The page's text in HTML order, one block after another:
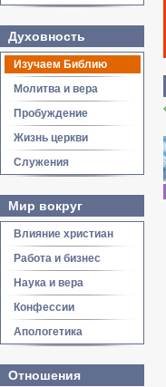
Духовность
Изучаем Библию
Молитва и вера
Пробуждение
Жизнь церкви
Служения
Мир вокруг
Влияние христиан
Работа и бизнес
Наука и вера
Конфессии
Апологетика
Отношения